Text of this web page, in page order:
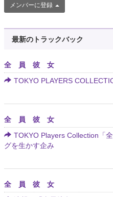
メンバーに登録
最新のトラックバック
全 員 彼 女
TOKYO PLAYERS
全 員 彼 女
TOKYO Players Collection「
グを生かす企み
全 員 彼 女